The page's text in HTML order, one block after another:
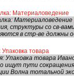
Материаловедение
Материаловедение
структуры со св-
в стр-ве должны
товара
Упаковка товара
ищут пути сокращения
Волна тотальной